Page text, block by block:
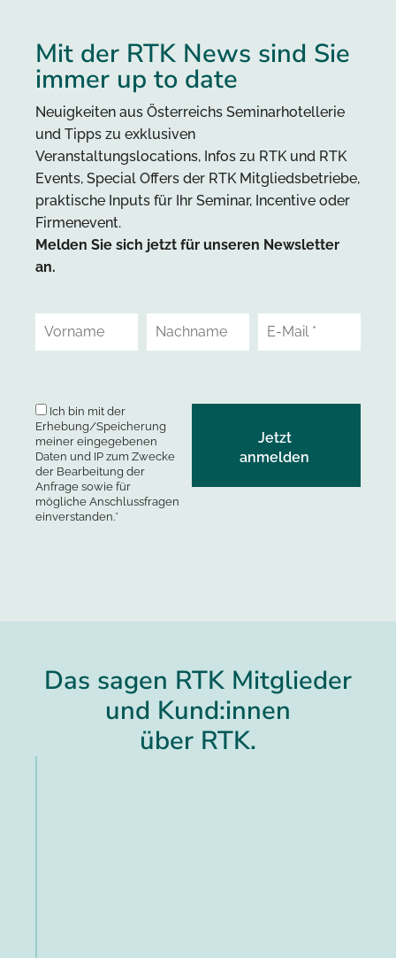
Mit der RTK News sind Sie
immer up to date
Neuigkeiten aus Österreichs Seminarhotellerie
und Tipps zu exklusiven
Veranstaltungslocations, Infos zu RTK und RTK
Events, Special Offers der RTK Mitgliedsbetriebe,
praktische Inputs für Ihr Seminar, Incentive oder
Firmenevent.
Melden Sie sich jetzt für unseren Newsletter
an.
Ich bin mit der
Erhebung/Speicherung
meiner eingegebenen
Daten und IP zum Zwecke
der Bearbeitung der
Anfrage sowie für
mögliche Anschlussfragen
einverstanden.*
Das sagen RTK Mitglieder
und Kund:innen
über RTK.